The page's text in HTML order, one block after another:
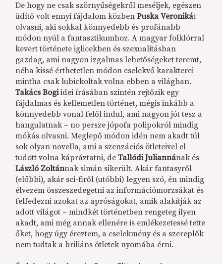
De hogy ne csak szörnyűségekről meséljek, egészen
üdítő volt ennyi fájdalom közbenPuska Veronikát
olvasni, aki sokkal könnyedebb és profánabb
módon nyúl a fantasztikumhoz. A magyar folklórral
kevert története iglicekben és szexualitásban
gazdag, ami nagyon izgalmas lehetőségeket teremt,
néha kissé érthetetlen módon cselekvő karakterei
mintha csak lubickoltak volna ebben a világban.
Takács Bogiidei írásában szintén rejtőzik egy
fájdalmas és kellemetlen történet, mégis inkább a
könnyedebb vonal felől indul, ami nagyon jót tesz a
hangulatnak – no persze jópofa polipokról mindig
mókás olvasni. Meglepő módon idén nem akadt túl
sok olyan novella, ami a szenzációs ötleteivel el
tudott volna kápráztatni, deTallódi Juliannának és
László Zoltánnak simán sikerült. Akár fantasyről
(előbbi), akár sci-firől (utóbbi) legyen szó, én mindig
élvezem összeszedegetni az információmorzsákat és
felfedezni azokat az apróságokat, amik alakítják az
adott világot – mindkét történetben rengeteg ilyen
akadt, ami még annak ellenére is emlékezetessé tette
őket, hogy úgy éreztem, a cselekmény és a szereplők
nem tudtak a briliáns ötletek nyomába érni.